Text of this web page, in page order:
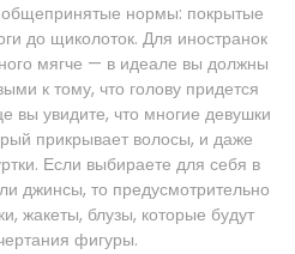
нормы: покрытые
до щиколоток. Для иностранок
мягче — в идеале вы должны
к тому, что голову придется
вы увидите, что многие девушки
прикрывает волосы, и даже
Если выбираете для себя в
джинсы, то предусмотрительно
жакеты, блузы, которые будут
фигуры.